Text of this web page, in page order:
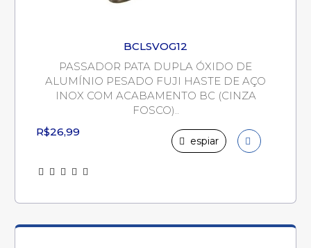
BCLSVOG12
PASSADOR PATA DUPLA ÓXIDO DE
ALUMÍNIO PESADO FUJI HASTE DE AÇO
INOX COM ACABAMENTO BC (CINZA
FOSCO)..
R$26,99
espiar